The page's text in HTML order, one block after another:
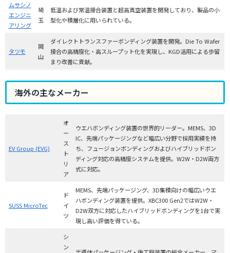
ムサシノ
エンジニ
アリング
埼
玉
低温および常温接合装置と超高真空装置を開発しており、製品の小
型化や積層化に用いられている。
タツモ
岡
山
ダイレクトトランスファーボンディング装置を開発。Die To Wafer
接合の高精度化・高スループット化を実現し、KGD活用による歩留
まり改善に貢献。
海外の主なメーカー
EV Group (EVG)
オ
ー
ス
ト
リ
ア
ウエハボンディング装置の世界的リーダー。MEMS、3D
IC、先端パッケージングなど幅広い分野で採用実績を持
ち、フュージョンボンディングおよびハイブリッドボン
ディング対応の高精度システムを提供。W2W・D2W両方
式に対応。
SUSS MicroTec
ド
イ
ツ
MEMS、先端パッケージング、3D集積向けの幅広いウエ
ハボンディング装置を提供。XBC300 Gen2ではW2W・
D2W双方に対応したハイブリッドボンディングを1台で実
現し高い評価を得ている。
シ
ン